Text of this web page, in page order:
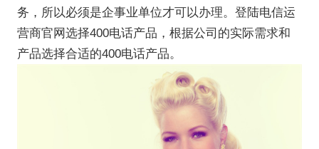
务，所以必须是企事业单位才可以办理。登陆电信运
营商官网选择400电话产品，根据公司的实际需求和
产品选择合适的400电话产品。